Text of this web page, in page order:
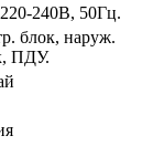
240В, 50Гц.
блок, наруж.
ПДУ.